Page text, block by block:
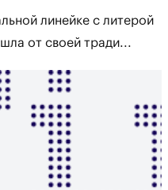
линейке с литерой
от своей тради...